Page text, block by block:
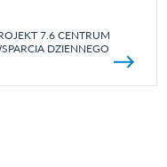
7.6 CENTRUM
DZIENNEGO